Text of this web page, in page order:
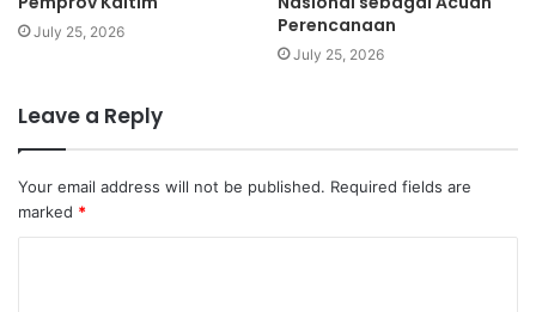
July 25, 2026
Perencanaan
July 25, 2026
Leave a Reply
Your email address will not be published. Required fields are
marked *